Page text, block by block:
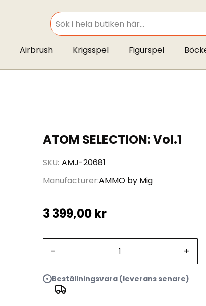
SEARCH
Airbrush Krigsspel Figurspel
ATOM SELECTION: Vol.1
SKU AMJ-20681
ManufacturerAMMO by Mig
3 399,00 kr
- +
Beställningsvara (leverans senare)